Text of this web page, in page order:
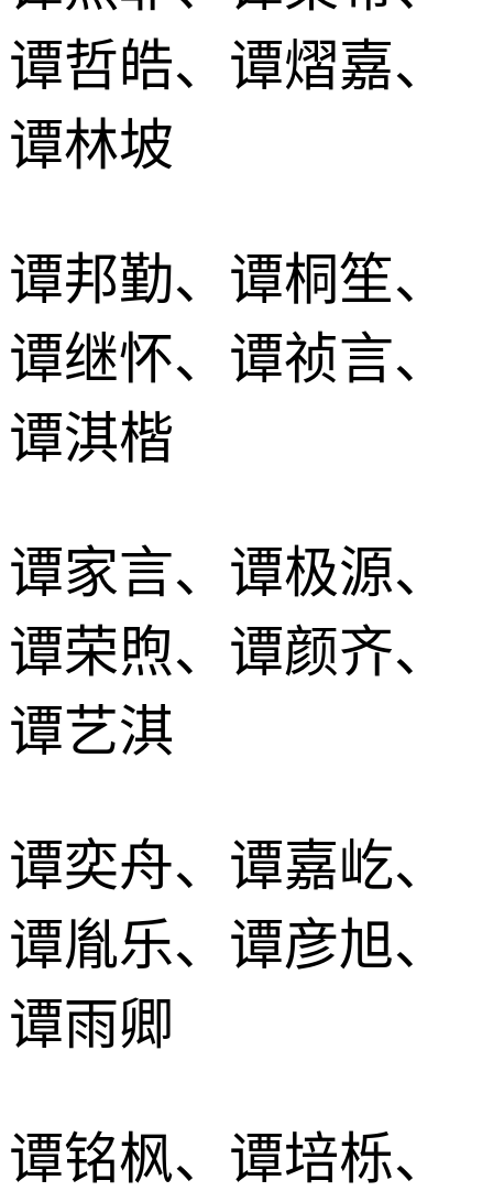
谭哲皓、谭熠嘉、
谭林坡
谭邦勤、谭桐笙、
谭继怀、谭祯言、
谭淇楷
谭家言、谭极源、
谭荣煦、谭颜齐、
谭艺淇
谭奕舟、谭嘉屹、
谭胤乐、谭彦旭、
谭雨卿
谭铭枫、谭培栎、